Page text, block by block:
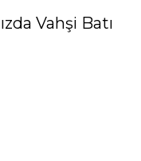
Vahşi Batı